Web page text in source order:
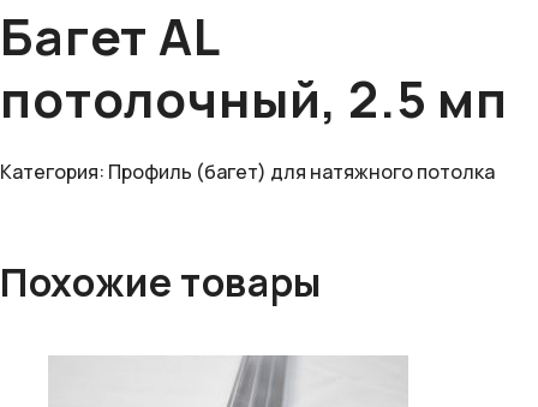
Багет AL
потолочный, 2.5 мп
Категория: Профиль (багет) для натяжного потолка
Похожие товары